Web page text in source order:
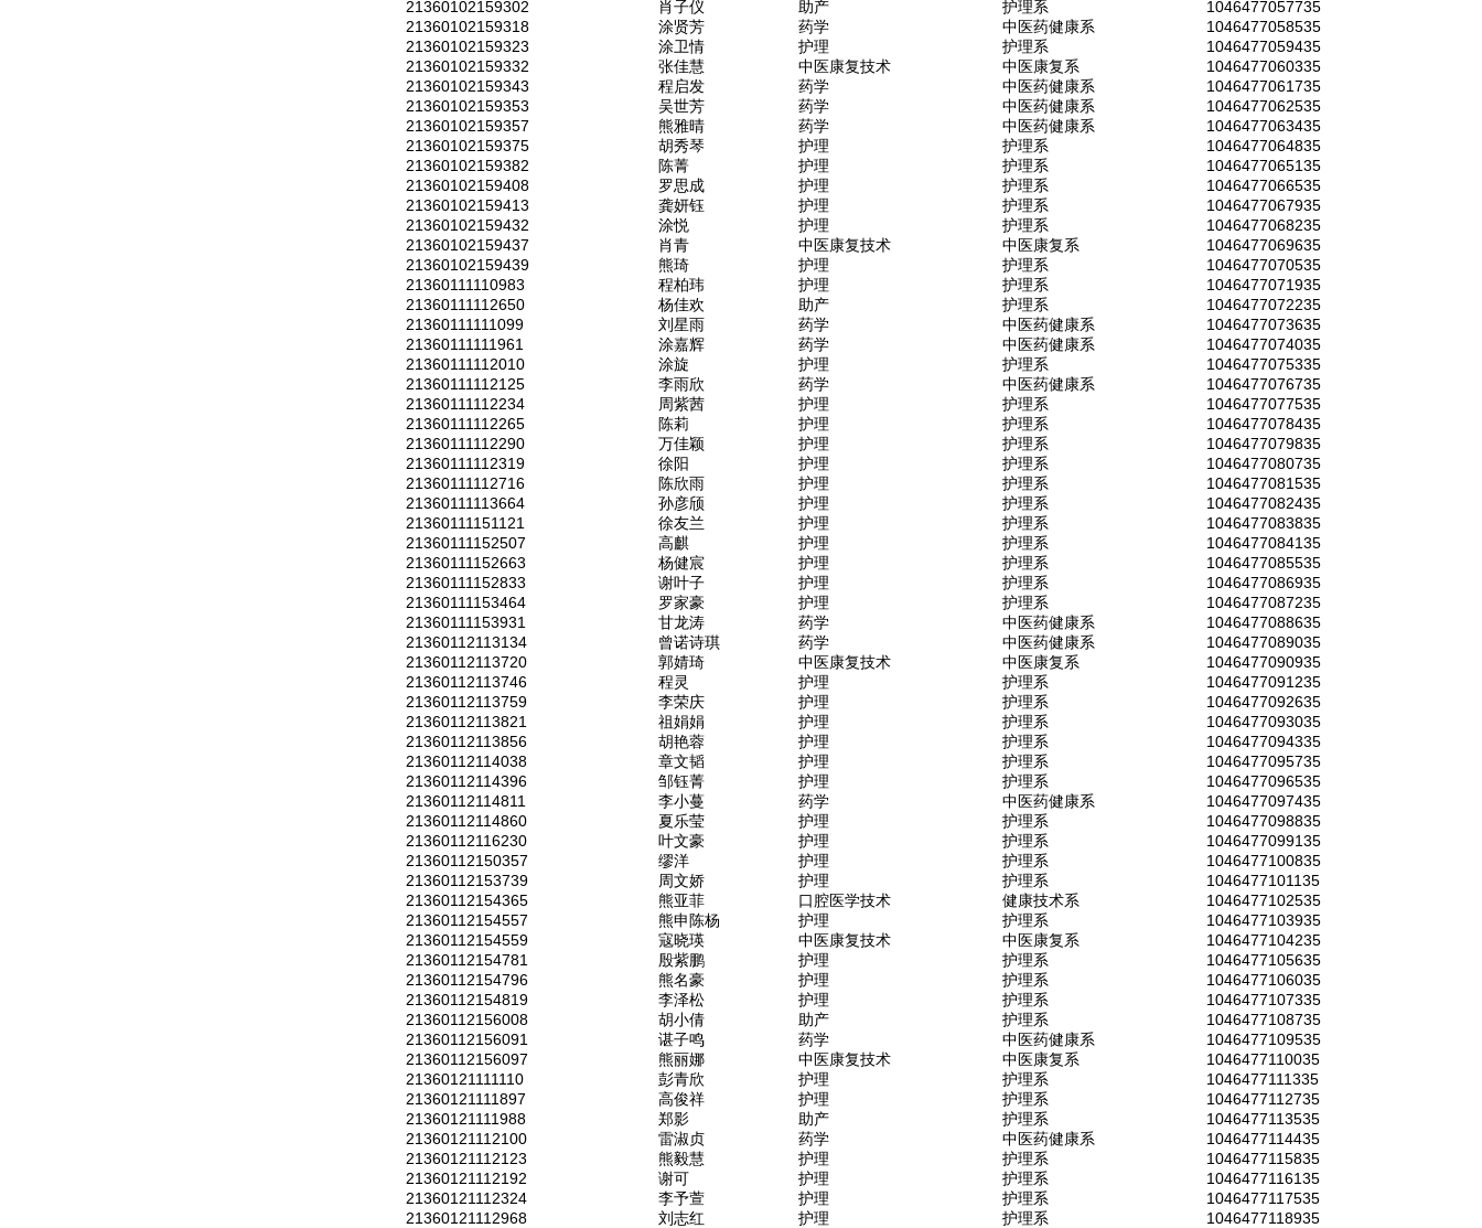
21360102159302
肖子仪 助产 护理系
1046477057735
21360102159318
涂贤芳 药学 中医药健康系
1046477058535
21360102159323
涂卫情 护理 护理系
1046477059435
21360102159332
张佳慧 中医康复技术 中医康复系
1046477060335
21360102159343
程启发 药学 中医药健康系
1046477061735
21360102159353
吴世芳 药学 中医药健康系
1046477062535
21360102159357
熊雅晴 药学 中医药健康系
1046477063435
21360102159375
胡秀琴 护理 护理系
1046477064835
21360102159382
陈菁 护理 护理系
1046477065135
21360102159408
罗思成 护理 护理系
1046477066535
21360102159413
龚妍钰 护理 护理系
1046477067935
21360102159432
涂悦 护理 护理系
1046477068235
21360102159437
肖青 中医康复技术 中医康复系
1046477069635
21360102159439
熊琦 护理 护理系
1046477070535
21360111110983
程柏玮 护理 护理系
1046477071935
21360111112650
杨佳欢 助产 护理系
1046477072235
21360111111099
刘星雨 药学 中医药健康系
1046477073635
21360111111961
涂嘉辉 药学 中医药健康系
1046477074035
21360111112010
涂旋 护理 护理系
1046477075335
21360111112125
李雨欣 药学 中医药健康系
1046477076735
21360111112234
周紫茜 护理 护理系
1046477077535
21360111112265
陈莉 护理 护理系
1046477078435
21360111112290
万佳颖 护理 护理系
1046477079835
21360111112319
徐阳 护理 护理系
1046477080735
21360111112716
陈欣雨 护理 护理系
1046477081535
21360111113664
孙彦颀 护理 护理系
1046477082435
21360111151121
徐友兰 护理 护理系
1046477083835
21360111152507
高麒 护理 护理系
1046477084135
21360111152663
杨健宸 护理 护理系
1046477085535
21360111152833
谢叶子 护理 护理系
1046477086935
21360111153464
罗家豪 护理 护理系
1046477087235
21360111153931
甘龙涛 药学 中医药健康系
1046477088635
21360112113134
曾诺诗琪 药学 中医药健康系
1046477089035
21360112113720
郭婧琦 中医康复技术 中医康复系
1046477090935
21360112113746
程灵 护理 护理系
1046477091235
21360112113759
李荣庆 护理 护理系
1046477092635
21360112113821
祖娟娟 护理 护理系
1046477093035
21360112113856
胡艳蓉 护理 护理系
1046477094335
21360112114038
章文韬 护理 护理系
1046477095735
21360112114396
邹钰菁 护理 护理系
1046477096535
21360112114811
李小蔓 药学 中医药健康系
1046477097435
21360112114860
夏乐莹 护理 护理系
1046477098835
21360112116230
叶文豪 护理 护理系
1046477099135
21360112150357
缪洋 护理 护理系
1046477100835
21360112153739
周文娇 护理 护理系
1046477101135
21360112154365
熊亚菲 口腔医学技术 健康技术系
1046477102535
21360112154557
熊申陈杨 护理 护理系
1046477103935
21360112154559
寇晓瑛 中医康复技术 中医康复系
1046477104235
21360112154781
殷紫鹏 护理 护理系
1046477105635
21360112154796
熊名豪 护理 护理系
1046477106035
21360112154819
李泽松 护理 护理系
1046477107335
21360112156008
胡小倩 助产 护理系
1046477108735
21360112156091
谌子鸣 药学 中医药健康系
1046477109535
21360112156097
熊丽娜 中医康复技术 中医康复系
1046477110035
21360121111110
彭青欣 护理 护理系
1046477111335
21360121111897
高俊祥 护理 护理系
1046477112735
21360121111988
郑影 助产 护理系
1046477113535
21360121112100
雷淑贞 药学 中医药健康系
1046477114435
21360121112123
熊毅慧 护理 护理系
1046477115835
21360121112192
谢可 护理 护理系
1046477116135
21360121112324
李予萱 护理 护理系
1046477117535
21360121112968
刘志红 护理 护理系
1046477118935